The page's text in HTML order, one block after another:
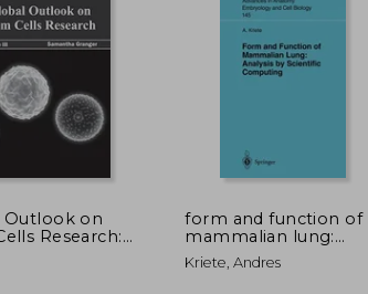
50%
Outlook on
Research:
form and function of
mammalian lung:
analysis by scientific
computing (en Inglés)
Kriete, Andres